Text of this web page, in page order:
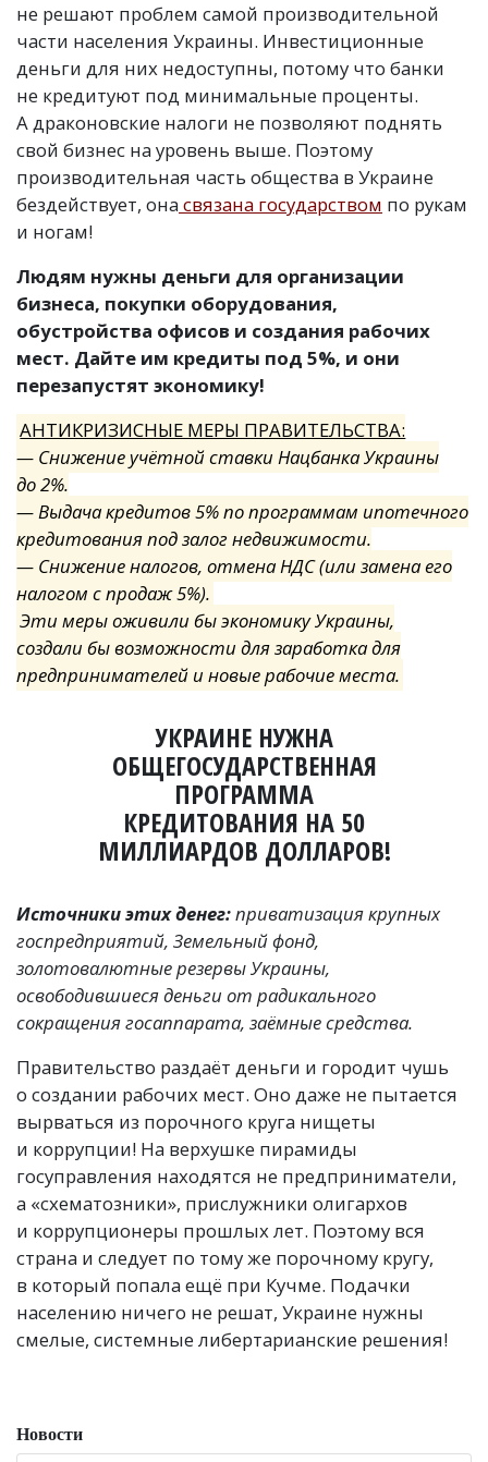
не решают проблем самой производительной
части населения Украины. Инвестиционные
деньги для них недоступны, потому что банки
не кредитуют под минимальные проценты.
А драконовские налоги не позволяют поднять
свой бизнес на уровень выше. Поэтому
производительная часть общества в Украине
бездействует, онасвязана государством по рукам
и ногам!
Людям нужны деньги для организации
бизнеса, покупки оборудования,
обустройства офисов и создания рабочих
мест. Дайте им кредиты под 5%, и они
перезапустят экономику!
АНТИКРИЗИСНЫЕ МЕРЫ ПРАВИТЕЛЬСТВА:
— Снижение учётной ставки Нацбанка Украины
до 2%.
— Выдача кредитов 5% по программам ипотечного
кредитования под залог недвижимости.
— Снижение налогов, отмена НДС(или замена его
налогом с продаж 5%).
Эти меры оживили бы экономику Украины,
создали бы возможности для заработка для
предпринимателей и новые рабочие места.
УКРАИНЕ НУЖНА
ОБЩЕГОСУДАРСТВЕННАЯ
ПРОГРАММА
КРЕДИТОВАНИЯ НА 50
МИЛЛИАРДОВ ДОЛЛАРОВ!
Источники этих денег:приватизация крупных
госпредприятий, Земельный фонд,
золотовалютные резервы Украины,
освободившиеся деньги от радикального
сокращения госаппарата, заёмные средства.
Правительство раздаёт деньги и городит чушь
о создании рабочих мест. Оно даже не пытается
вырваться из порочного круга нищеты
и коррупции! На верхушке пирамиды
госуправления находятся не предприниматели,
а «схематозники», прислужники олигархов
и коррупционеры прошлых лет. Поэтому вся
страна и следует по тому же порочному кругу,
в который попала ещё при Кучме. Подачки
населению ничего не решат, Украине нужны
смелые, системные либертарианские решения!
Новости